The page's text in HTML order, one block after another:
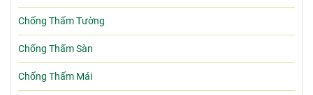
Chống Thấm Tường
Chống Thấm Sàn
Chống Thấm Mái